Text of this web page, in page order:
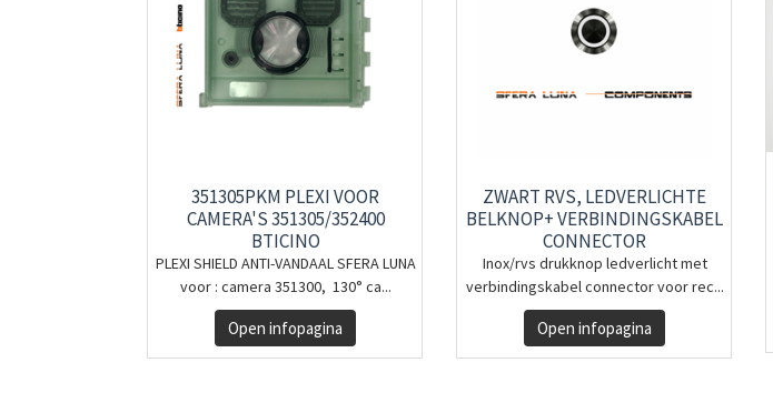
351305PKM PLEXI VOOR
CAMERA'S 351305/352400
BTICINO
PLEXI SHIELD ANTI-VANDAAL SFERA LUNA
voor : camera 351300, 130° ca...
Open infopagina
ZWART RVS, LEDVERLICHTE
BELKNOP+ VERBINDINGSKABEL
CONNECTOR
Inox/rvs drukknop ledverlicht met
verbindingskabel connector voor rec...
Open infopagina